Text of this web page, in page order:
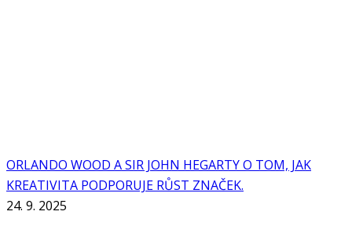
ORLANDO WOOD A SIR JOHN HEGARTY O TOM, JAK
KREATIVITA PODPORUJE RŮST ZNAČEK.
24. 9. 2025